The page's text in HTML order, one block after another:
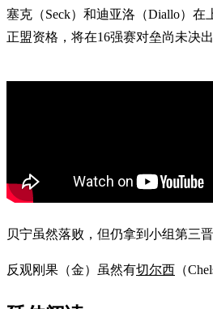
塞克（Seck）和迪亚洛（Diallo）
正盟资格，将在16强赛对垒尚未决
贝宁虽然落败，但仍拿到小组第三
反观刚果（金）虽然有切尔西 （